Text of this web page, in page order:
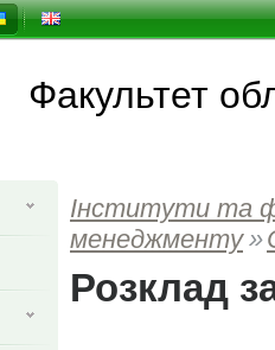
Факультет
Інститути та
менеджменту »
Розклад